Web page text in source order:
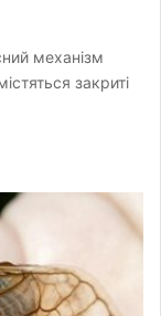
механізм
закриті